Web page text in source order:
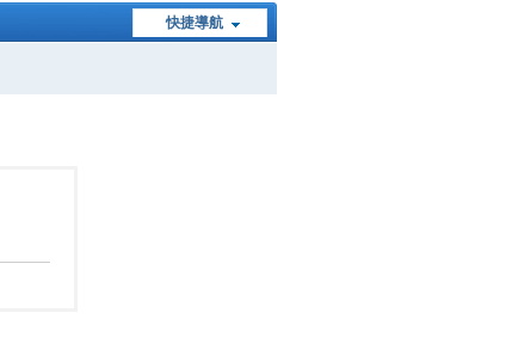
快捷導航